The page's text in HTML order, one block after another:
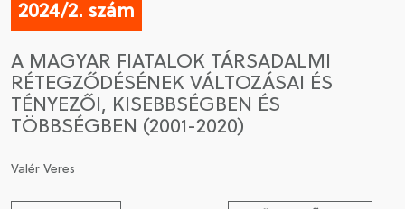
2024/2. szám
A MAGYAR FIATALOK TÁRSADALMI
RÉTEGZŐDÉSÉNEK VÁLTOZÁSAI ÉS
TÉNYEZŐI, KISEBBSÉGBEN ÉS
TÖBBSÉGBEN (2001-2020)
Valér Veres